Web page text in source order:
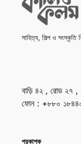
সাহিত্য, শিল্প ও সংস্কৃতি
বাড়ি ৪২ , রোড ২৭ ,
ফোন : +৮৮০
প্রকাশক